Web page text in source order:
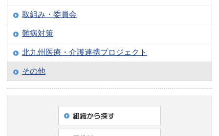
取組み・委員会
難病対策
北九州医療・介護連携プロジェクト
その他